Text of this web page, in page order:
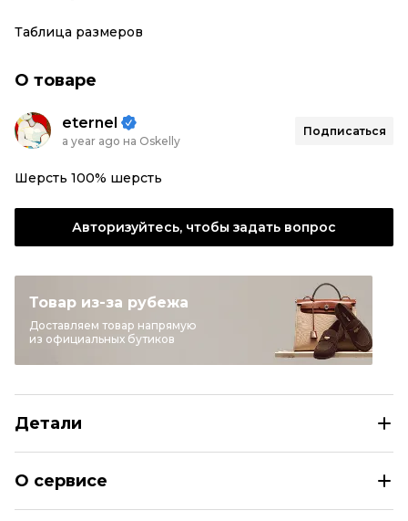
Таблица размеров
О товаре
eternel
a year ago на Oskelly
Подписаться
Шерсть 100% шерсть
Авторизуйтесь, чтобы задать вопрос
Товар из-за рубежа
Доставляем товар напрямую
из официальных бутиков
Детали
О сервисе